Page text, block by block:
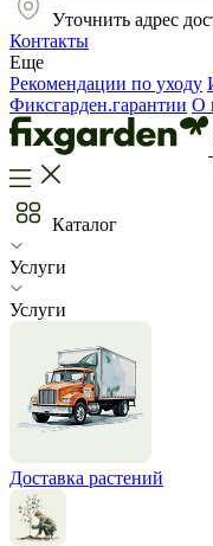
Уточнить адрес
Контакты
Еще
Рекомендации по уходу
Фиксгарден.гарантии О
Каталог
Услуги
Услуги
Доставка растений